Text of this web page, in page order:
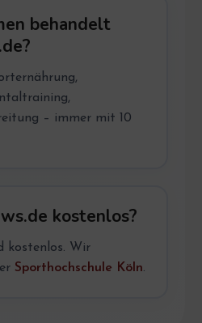
behandelt
– immer mit 10
kostenlos?
kostenlos. Wir
Sporthochschule Köln.